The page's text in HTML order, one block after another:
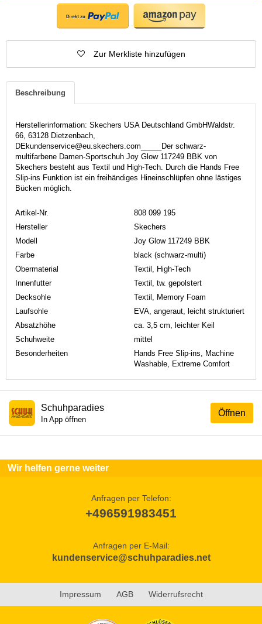
Zur Merkliste hinzufügen
Beschreibung
Herstellerinformation: Skechers USA Deutschland GmbHWaldstr.
66, 63128 Dietzenbach,
DEkundenservice@eu.skechers.com_____Der schwarz-
multifarbene Damen-Sportschuh Joy Glow 117249 BBK von
Skechers besteht aus Textil und High-Tech. Durch die Hands Free
Slip-ins Funktion ist ein freihändiges Hineinschlüpfen ohne lästiges
Bücken möglich.
Artikel-Nr.
808 099 195
Hersteller
Skechers
Modell
Joy Glow 117249 BBK
Farbe
black (schwarz-multi)
Obermaterial
Textil, High-Tech
Innenfutter
Textil, tw. gepolstert
Decksohle
Textil, Memory Foam
Laufsohle
EVA, angeraut, leicht strukturiert
Absatzhöhe
ca. 3,5 cm, leichter Keil
Schuhweite
mittel
Besonderheiten
Hands Free Slip-ins, Machine
Washable, Extreme Comfort
Öffnen
Schuhparadies
In App öffnen
Wir helfen gerne weiter
Anfragen per Telefon:
+496591983451
Anfragen per E-Mail:
kundenservice@schuhparadies.net
Impressum AGB Widerrufsrecht